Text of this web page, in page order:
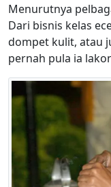
Menurutnya
Dari bisnis kelas
dompet kulit, atau
pernah pula ia